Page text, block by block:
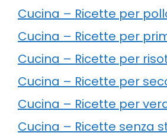
Cucina – Ricette per
Cucina – Ricette per
Cucina – Ricette per
Cucina – Ricette per
Cucina – Ricette per
Cucina – Ricette senza